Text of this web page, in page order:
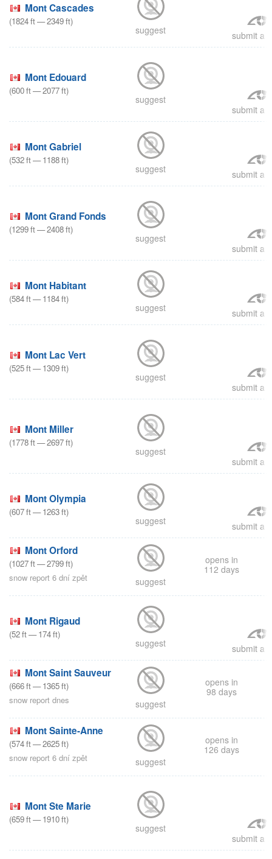
Mont Cascades
(1824ft—2349ft)
suggest submit a
Mont Edouard
(600ft—2077ft)
suggest
submit a
Mont Gabriel
(532ft—1188ft)
suggest submit a
Mont Grand Fonds
(1299ft—2408ft)
suggest
submit a
Mont Habitant
(584ft—1184ft)
suggest submit a
Mont Lac Vert
(525ft—1309ft)
suggest
submit a
Mont Miller
(1778ft—2697ft)
suggest
submit a
Mont Olympia
(607ft—1263ft)
suggest submit a
Mont Orford
(1027ft—2799ft)
snow report 6 dní zpět
suggest
opens in
112 days
Mont Rigaud
(52ft—174ft)
suggest submit a
Mont Saint Sauveur
(666ft—1365ft)
snow report dnes
suggest
opens in
98 days
Mont Sainte-Anne
(574ft—2625ft)
snow report 6 dní zpět
suggest
opens in
126 days
Mont Ste Marie
(659ft—1910ft)
suggest
submit a